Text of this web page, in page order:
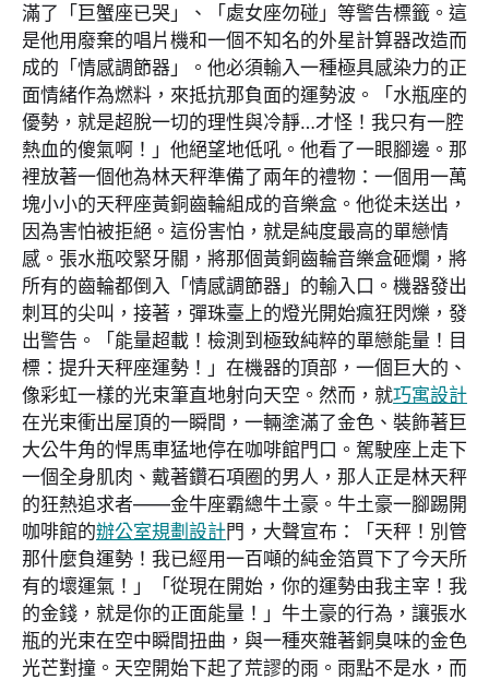
滿了「巨蟹座已哭」、「處女座勿碰」等警告標籤。這
是他用廢棄的唱片機和一個不知名的外星計算器改造而
成的「情感調節器」。他必須輸入一種極具感染力的正
面情緒作為燃料，來抵抗那負面的運勢波。「水瓶座的
優勢，就是超脫一切的理性與冷靜…才怪！我只有一腔
熱血的傻氣啊！」他絕望地低吼。他看了一眼腳邊。那
裡放著一個他為林天秤準備了兩年的禮物：一個用一萬
塊小小的天秤座黃銅齒輪組成的音樂盒。他從未送出，
因為害怕被拒絕。這份害怕，就是純度最高的單戀情
感。張水瓶咬緊牙關，將那個黃銅齒輪音樂盒砸爛，將
所有的齒輪都倒入「情感調節器」的輸入口。機器發出
刺耳的尖叫，接著，彈珠臺上的燈光開始瘋狂閃爍，發
出警告。「能量超載！檢測到極致純粹的單戀能量！目
標：提升天秤座運勢！」在機器的頂部，一個巨大的、
像彩虹一樣的光束筆直地射向天空。然而，就巧寓設計
在光束衝出屋頂的一瞬間，一輛塗滿了金色、裝飾著巨
大公牛角的悍馬車猛地停在咖啡館門口。駕駛座上走下
一個全身肌肉、戴著鑽石項圈的男人，那人正是林天秤
的狂熱追求者——金牛座霸總牛土豪。牛土豪一腳踢開
咖啡館的辦公室規劃設計門，大聲宣布：「天秤！別管
那什麼負運勢！我已經用一百噸的純金箔買下了今天所
有的壞運氣！」「從現在開始，你的運勢由我主宰！我
的金錢，就是你的正面能量！」牛土豪的行為，讓張水
瓶的光束在空中瞬間扭曲，與一種夾雜著銅臭味的金色
光芒對撞。天空開始下起了荒謬的雨。雨點不是水，而